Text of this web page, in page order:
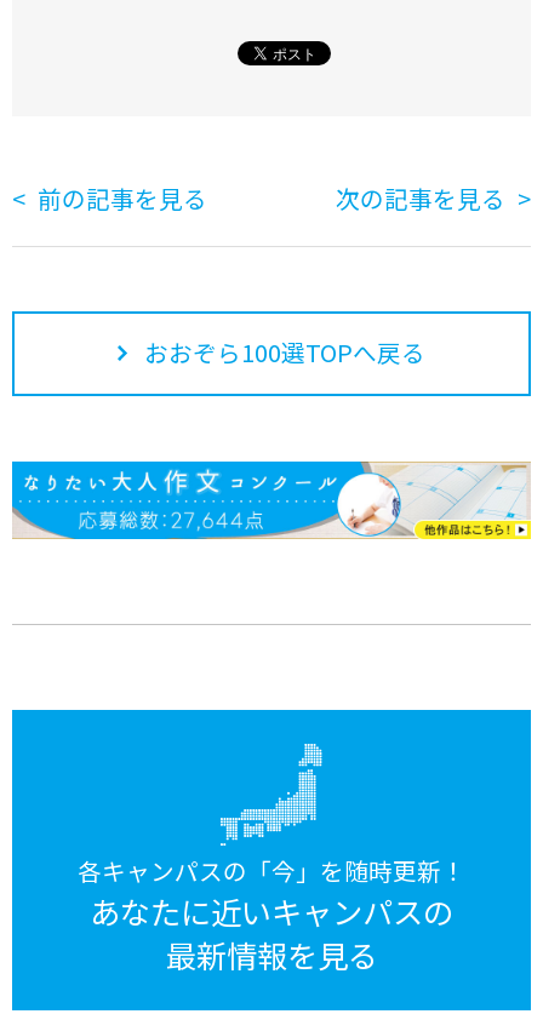
前の記事を見る 次の記事を見る
おおぞら100選TOPへ戻る
各キャンパスの「今」を随時更新！
あなたに近いキャンパスの
最新情報を見る